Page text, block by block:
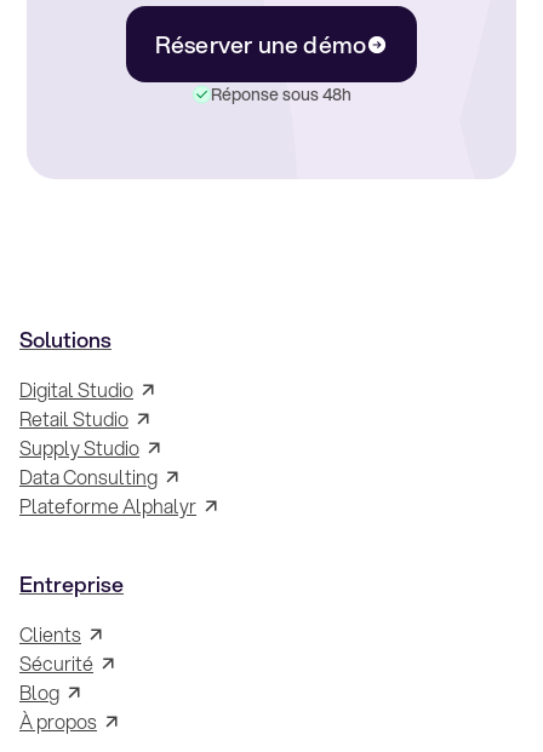
Réserver une démo
Réponse sous 48h
Solutions
Digital Studio
Retail Studio
Supply Studio
Data Consulting
Plateforme Alphalyr
Entreprise
Clients
Sécurité
Blog
À propos